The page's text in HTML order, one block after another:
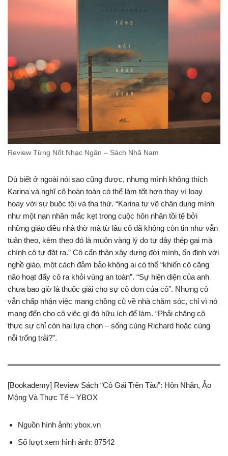
Review Từng Nốt Nhạc Ngân – Sách Nhã Nam
Dù biết ở ngoài nói sao cũng được, nhưng mình không thích
Karina và nghĩ cô hoàn toàn có thể làm tốt hơn thay vì loay
hoay với sự buộc tội và tha thứ. “Karina tự vẽ chân dung mình
như một nạn nhân mắc kẹt trong cuộc hôn nhân tồi tệ bởi
những giáo điều nhà thờ mà từ lâu cô đã không còn tin như vẫn
tuân theo, kèm theo đó là muôn vàng lý do tự dây thép gai mà
chính cô tự đặt ra.” Cô cẩn thận xây dựng đời mình, ổn định với
nghề giáo, một cách đảm bảo không ai có thể “khiến cô căng
não hoạt đẩy cô ra khỏi vùng an toàn”. “Sự hiện diện của anh
chưa bao giờ là thuốc giải cho sự cô đơn của cô”. Nhưng cô
vẫn chấp nhận việc mang chồng cũ về nhà chăm sóc, chỉ vì nó
mang đến cho cô việc gì đó hữu ích để làm. “Phải chăng cô
thực sự chỉ còn hai lựa chọn – sống cùng Richard hoặc cùng
nỗi trống trải?”.
[Bookademy] Review Sách “Cô Gái Trên Tàu”: Hôn Nhân, Ảo
Mộng Và Thực Tế – YBOX
Nguồn hình ảnh: ybox.vn
Số lượt xem hình ảnh: 87542